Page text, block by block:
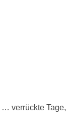
verrückte